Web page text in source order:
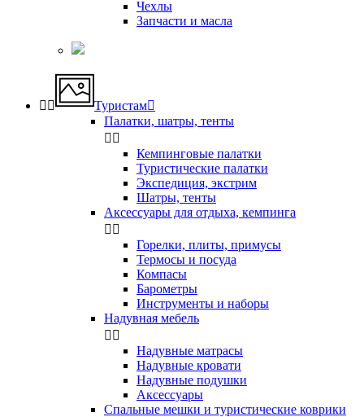
Чехлы
Запчасти и масла
  Туристам
Палатки, шатры, тенты
 
Кемпинговые палатки
Туристические палатки
Экспедиция, экстрим
Шатры, тенты
Аксессуары для отдыха, кемпинга
 
Горелки, плиты, примусы
Термосы и посуда
Компасы
Бapoмeтpы
Инструменты и наборы
Надувная мебель
 
Надувные матрасы
Надувные кровати
Надувные подушки
Аксессуары
Спальные мешки и туристические коврики